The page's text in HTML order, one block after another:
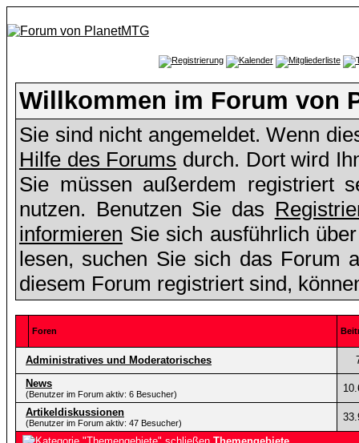
Willkommen im Forum von
Sie sind nicht angemeldet. Wenn
Hilfe des Forums durch. Dort wird
Sie müssen außerdem registriert
nutzen. Benutzen Sie das
informieren Sie sich ausführlich
lesen, suchen Sie sich das Forum
diesem Forum registriert sind,
Foren
Administratives und Moderatorisches
News
(Benutzer im Forum aktiv: 6 Besucher)
Artikeldiskussionen
(Benutzer im Forum aktiv: 47 Besucher)